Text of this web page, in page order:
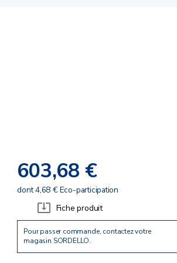
603,68 €
dont 4,68 € Eco-participation
Fiche produit
Pour passer commande, contactez votre
magasin SORDELLO.